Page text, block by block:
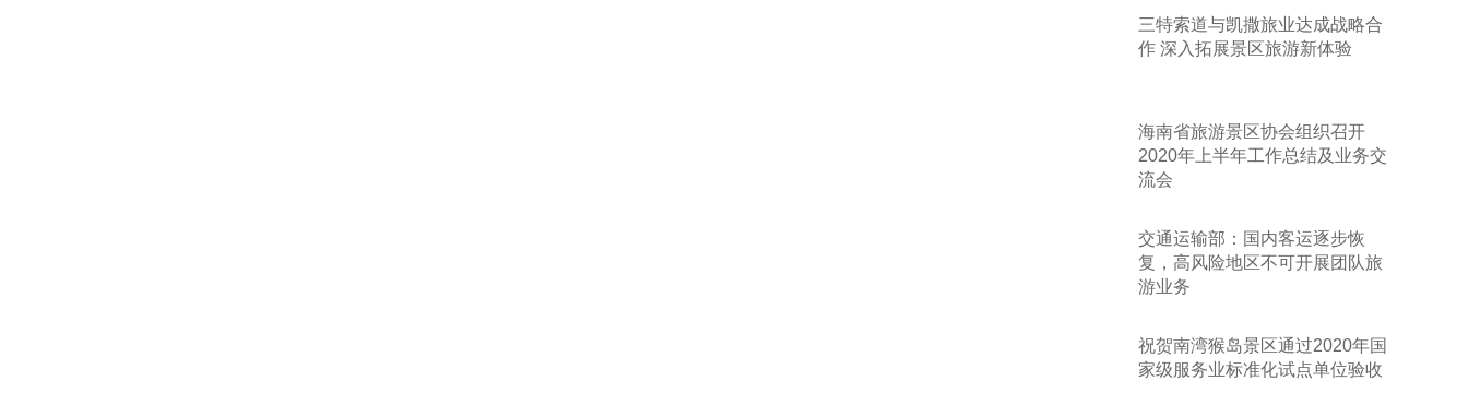
三特索道与凯撒旅业达成战略合
作 深入拓展景区旅游新体验
海南省旅游景区协会组织召开
2020年上半年工作总结及业务交
流会
交通运输部：国内客运逐步恢
复，高风险地区不可开展团队旅
游业务
祝贺南湾猴岛景区通过2020年国
家级服务业标准化试点单位验收